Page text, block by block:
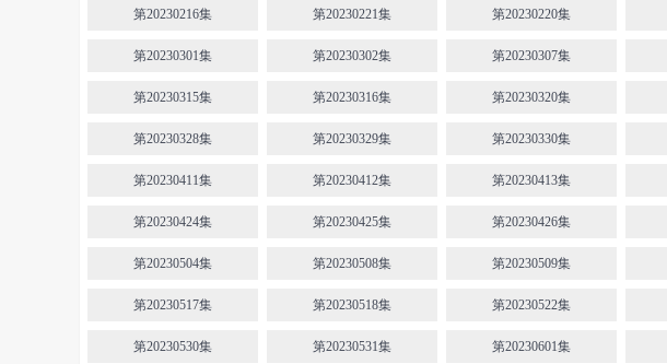
第20230216集 第20230221集 第20230220集
第20230301集 第20230302集 第20230307集
第20230315集 第20230316集 第20230320集
第20230328集 第20230329集 第20230330集
第20230411集 第20230412集 第20230413集
第20230424集 第20230425集 第20230426集
第20230504集 第20230508集 第20230509集
第20230517集 第20230518集 第20230522集
第20230530集 第20230531集 第20230601集